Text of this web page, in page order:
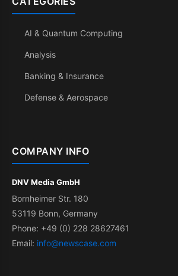
AI & Quantum Computing
Analysis
Banking & Insurance
Defense & Aerospace
COMPANY INFO
DNV Media GmbH
Bornheimer Str. 180
53119 Bonn, Germany
Phone: +49 (0) 228 28627461
Email: info@newscase.com